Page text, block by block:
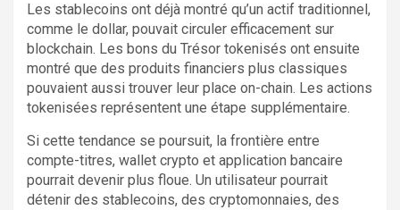
Les stablecoins ont déjà montré qu’un actif traditionnel,
comme le dollar, pouvait circuler efficacement sur
blockchain. Les bons du Trésor tokenisés ont ensuite
montré que des produits financiers plus classiques
pouvaient aussi trouver leur place on-chain. Les actions
tokenisées représentent une étape supplémentaire.
Si cette tendance se poursuit, la frontière entre
compte-titres, wallet crypto et application bancaire
pourrait devenir plus floue. Un utilisateur pourrait
détenir des stablecoins, des cryptomonnaies, des